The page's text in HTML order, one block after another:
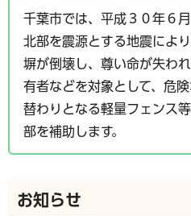
千葉市では、平成３０年６
北部を震源とする地震によ
塀が倒壊し、尊い命が失わ
有者などを対象として、危
替わりとなる軽量フェンス
部を補助します。
お知らせ